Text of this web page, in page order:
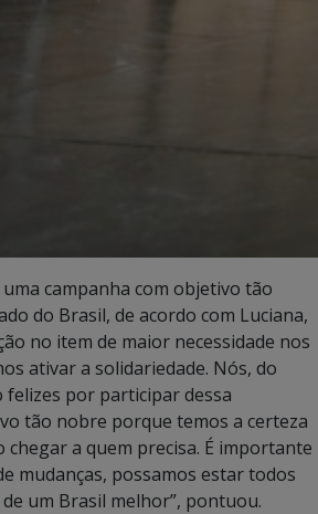
campanha com objetivo tão
do Brasil, de acordo com Luciana,
no item de maior necessidade nos
ativar a solidariedade. Nós, do
por participar dessa
tão nobre porque temos a certeza
chegar a quem precisa. É importante
mudanças, possamos estar todos
um Brasil melhor”, pontuou.